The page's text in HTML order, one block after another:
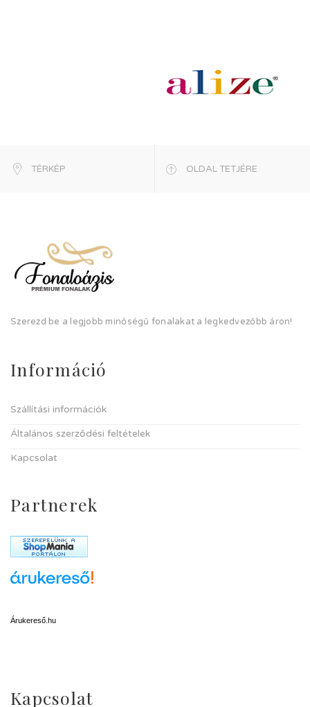
TÉRKÉP OLDAL TETJÉRE
Szerezd be a legjobb minőségű fonalakat a legkedvezőbb áron!
Információ
Szállítási információk
Általános szerződési feltételek
Kapcsolat
Partnerek
Árukereső.hu
Kapcsolat